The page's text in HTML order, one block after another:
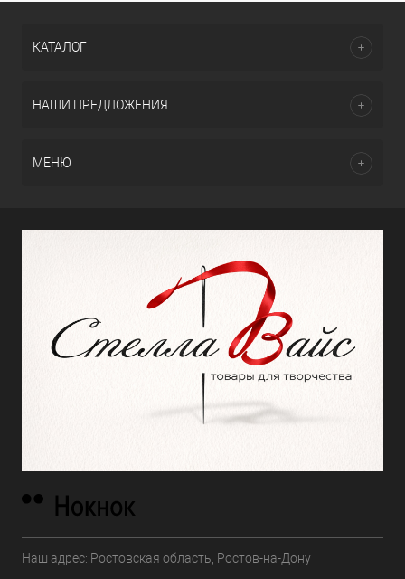
КАТАЛОГ
НАШИ ПРЕДЛОЖЕНИЯ
МЕНЮ
Наш адрес: Ростовская область, Ростов-на-Дону